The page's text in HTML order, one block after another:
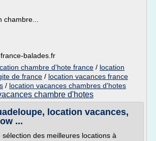
balades.fr
chambre d'hote france / location
de france / location vacances france
/ location vacances chambres d'hotes
chambre d'hotes
location vacances,
...
sélection des meilleures locations à